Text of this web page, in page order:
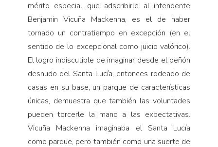
mérito especial que adscribirle al intendente
Benjamin Vicuña Mackenna, es el de haber
tornado un contratiempo en excepción (en el
sentido de lo excepcional como juicio valórico).
El logro indiscutible de imaginar desde el peñón
desnudo del Santa Lucía, entonces rodeado de
casas en su base, un parque de características
únicas, demuestra que también las voluntades
pueden torcerle la mano a las expectativas.
Vicuña Mackenna imaginaba el Santa Lucía
como parque, pero también como una suerte de